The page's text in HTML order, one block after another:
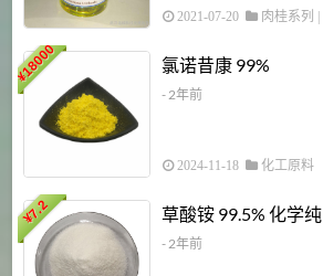
2021-07-20 肉桂系列
¥
18000 氯诺昔康 99%
- 2年前
2024-11-18 化工原料
¥
7.2 草酸铵 99.5% 化学纯
- 2年前